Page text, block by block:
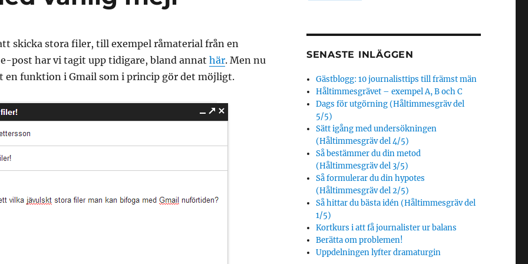
skicka stora filer, till exempel råmaterial från en
post har vi tagit upp tidigare, bland annat här. Men nu
en funktion i Gmail som i princip gör det möjligt.
SENASTE INLÄGGEN
Gästblogg: 10 journalisttips till främst män
Håltimmesgrävet – exempel A, B och C
Dags för utgörning (Håltimmesgräv del
5/5)
Sätt igång med undersökningen
(Håltimmesgräv del 4/5)
Så bestämmer du din metod
(Håltimmesgräv del 3/5)
Så formulerar du din hypotes
(Håltimmesgräv del 2/5)
Så hittar du bästa idén (Håltimmesgräv del
1/5)
Kortkurs i att få journalister ur balans
Berätta om problemen!
Uppdelningen lyfter dramaturgin